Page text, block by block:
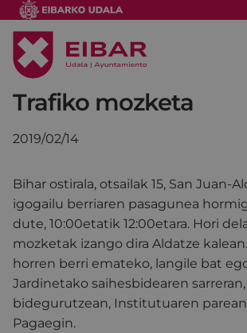
Trafiko mozketa
2019/02/14
Bihar ostirala, otsailak 15, San Juan-
igogailu berriaren pasagunea
dute, 10:00etatik 12:00etara. Hori
mozketak izango dira Aldatze
horren berri emateko, langile bat
Jardinetako saihesbidearen
bidegurutzean, Institutuaren
Pagaegin.